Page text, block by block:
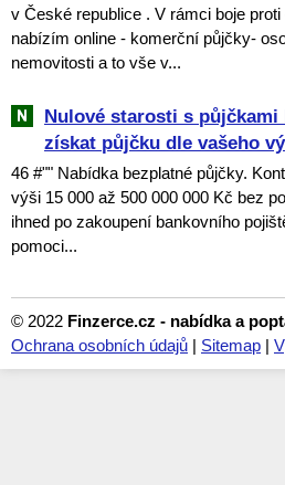
v České republice . V rámci boje
nabízím online - komerční půjčky-
nemovitosti a to vše v...
Nulové starosti s půjčkami
získat půjčku dle vašeho
46 #"" Nabídka bezplatné půjčky.
výši 15 000 až 500 000 000 Kč bez
ihned po zakoupení bankovního
pomoci...
© 2022 Finzerce.cz - nabídka a
Ochrana osobních údajů | Sitemap |